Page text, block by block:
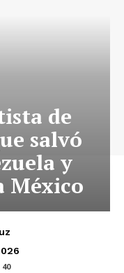
de
salvó
y
México
40